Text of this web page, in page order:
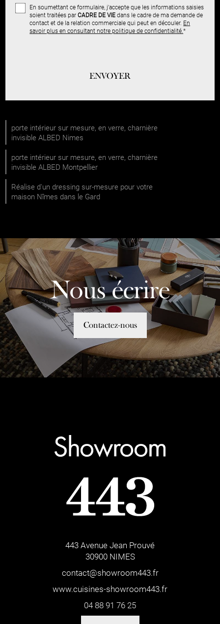
En soumettant ce formulaire, j'accepte que les informations saisies
soient traitées parCADRE DE VIEdans le cadre de ma demande de
contact et de la relation commerciale qui peut en découler. En
savoir plus en consultant notre politique de confidentialité.*
porte intérieur sur mesure, en verre, charnière
invisible ALBED Nimes
porte intérieur sur mesure, en verre, charnière
invisible ALBED Montpellier
Réalise d'un dressing sur-mesure pour votre
maison Nîmes dans le Gard
Nous écrire
Contactez-nous
443 Avenue Jean Prouvé
30900 NIMES
contact@showroom443.fr
www.cuisines-showroom443.fr
04 88 91 76 25